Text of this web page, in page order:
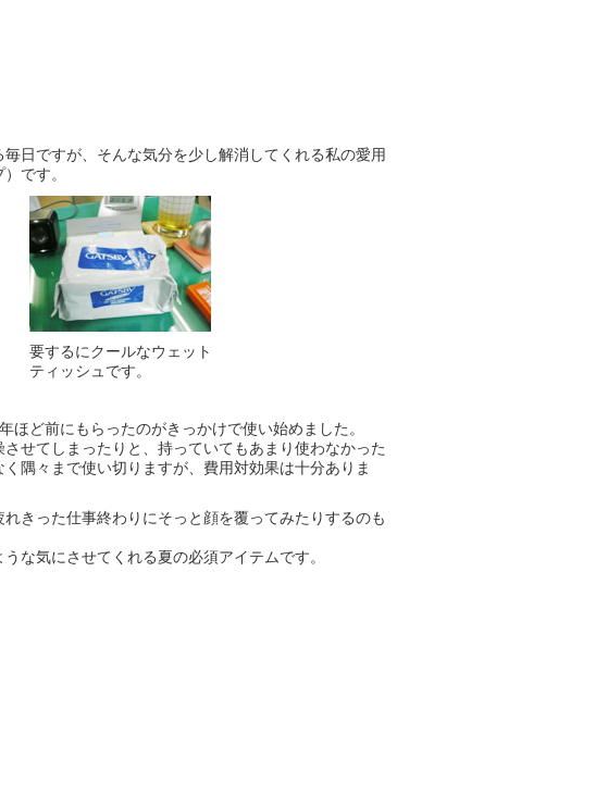
日ですが、そんな気分を少し解消してくれる私の愛用
です。
要するにクールなウェット
ティッシュです。
ど前にもらったのがきっかけで使い始めました。
せてしまったりと、持っていてもあまり使わなかった
隅々まで使い切りますが、費用対効果は十分ありま
きった仕事終わりにそっと顔を覆ってみたりするのも
な気にさせてくれる夏の必須アイテムです。